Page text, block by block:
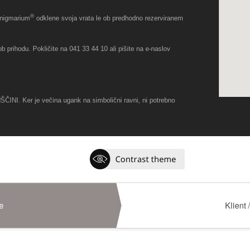
® odklene svoja vrata le ob predhodno rezerviranem
prihodu. Pokličite na 041 33 44 10 ali pišite na e-naslov
Ker je večina ugank na simbolični ravni, ni potrebno